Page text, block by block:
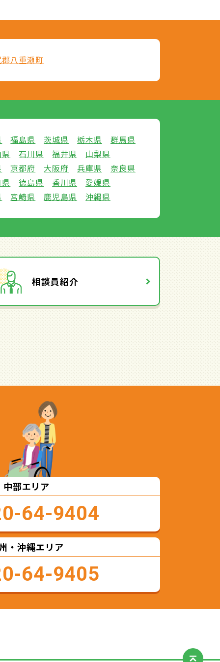
八重瀬町
福島県 茨城県 栃木県
群馬県
石川県 福井県
山梨県
京都府 大阪府 兵庫県
奈良県
徳島県 香川県
愛媛県
宮崎県 鹿児島県 沖縄県
相談員紹介
中部エリア
64-9404
・沖縄エリア
64-9405